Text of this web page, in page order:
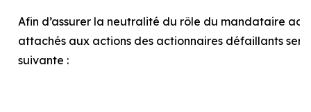
Afin d’assurer la neutralité du rôle du mandataire ad
attachés aux actions des actionnaires défaillants
suivante :